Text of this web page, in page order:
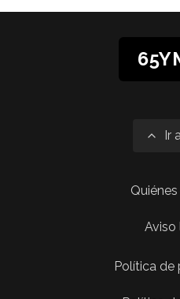
Ir
Aviso
Política de